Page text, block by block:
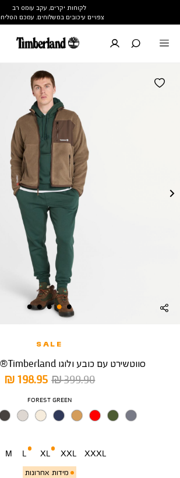
לקוחות יקרים, עקב עומס רב
צפויים עיכובים במשלוחים. עמכם
SALE
סווטשירט עם כובע ולוגו Timberland® רקמה לגבר
מחיר
מוצר
198.95 ₪
מחיר
399.90 ₪
צבע
FOREST GREEN
M L
מידות אחרונות
XL XXL XXXL